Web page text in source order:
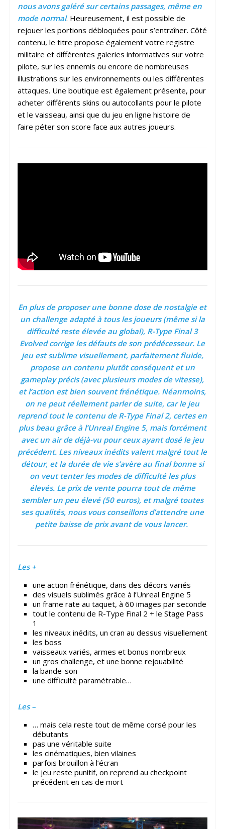
nous avons galéré sur certains passages, même en
mode normal. Heureusement, il est possible de
rejouer les portions débloquées pour s’entraîner. Côté
contenu, le titre propose également votre registre
militaire et différentes galeries informatives sur votre
pilote, sur les ennemis ou encore de nombreuses
illustrations sur les environnements ou les différentes
attaques. Une boutique est également présente, pour
acheter différents skins ou autocollants pour le pilote
et le vaisseau, ainsi que du jeu en ligne histoire de
faire péter son score face aux autres joueurs.
En plus de proposer une bonne dose de nostalgie et
un challenge adapté à tous les joueurs (même si la
difficulté reste élevée au global), R-Type Final 3
Evolved corrige les défauts de son prédécesseur. Le
jeu est sublime visuellement, parfaitement fluide,
propose un contenu plutôt conséquent et un
gameplay précis (avec plusieurs modes de vitesse),
et l’action est bien souvent frénétique. Néanmoins,
on ne peut réellement parler de suite, car le jeu
reprend tout le contenu de R-Type Final 2, certes en
plus beau grâce à l’Unreal Engine 5, mais forcément
avec un air de déjà-vu pour ceux ayant dosé le jeu
précédent. Les niveaux inédits valent malgré tout le
détour, et la durée de vie s’avère au final bonne si
on veut tenter les modes de difficulté les plus
élevés. Le prix de vente pourra tout de même
sembler un peu élevé (50 euros), et malgré toutes
ses qualités, nous vous conseillons d’attendre une
petite baisse de prix avant de vous lancer.
Les +
une action frénétique, dans des décors variés
des visuels sublimés grâce à l’Unreal Engine 5
un frame rate au taquet, à 60 images par seconde
tout le contenu de R-Type Final 2 + le Stage Pass
1
les niveaux inédits, un cran au dessus visuellement
les boss
vaisseaux variés, armes et bonus nombreux
un gros challenge, et une bonne rejouabilité
la bande-son
une difficulté paramétrable…
Les –
… mais cela reste tout de même corsé pour les
débutants
pas une véritable suite
les cinématiques, bien vilaines
parfois brouillon à l’écran
le jeu reste punitif, on reprend au checkpoint
précédent en cas de mort